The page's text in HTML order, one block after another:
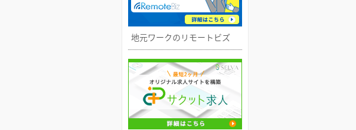
地元ワークのリモートビズ